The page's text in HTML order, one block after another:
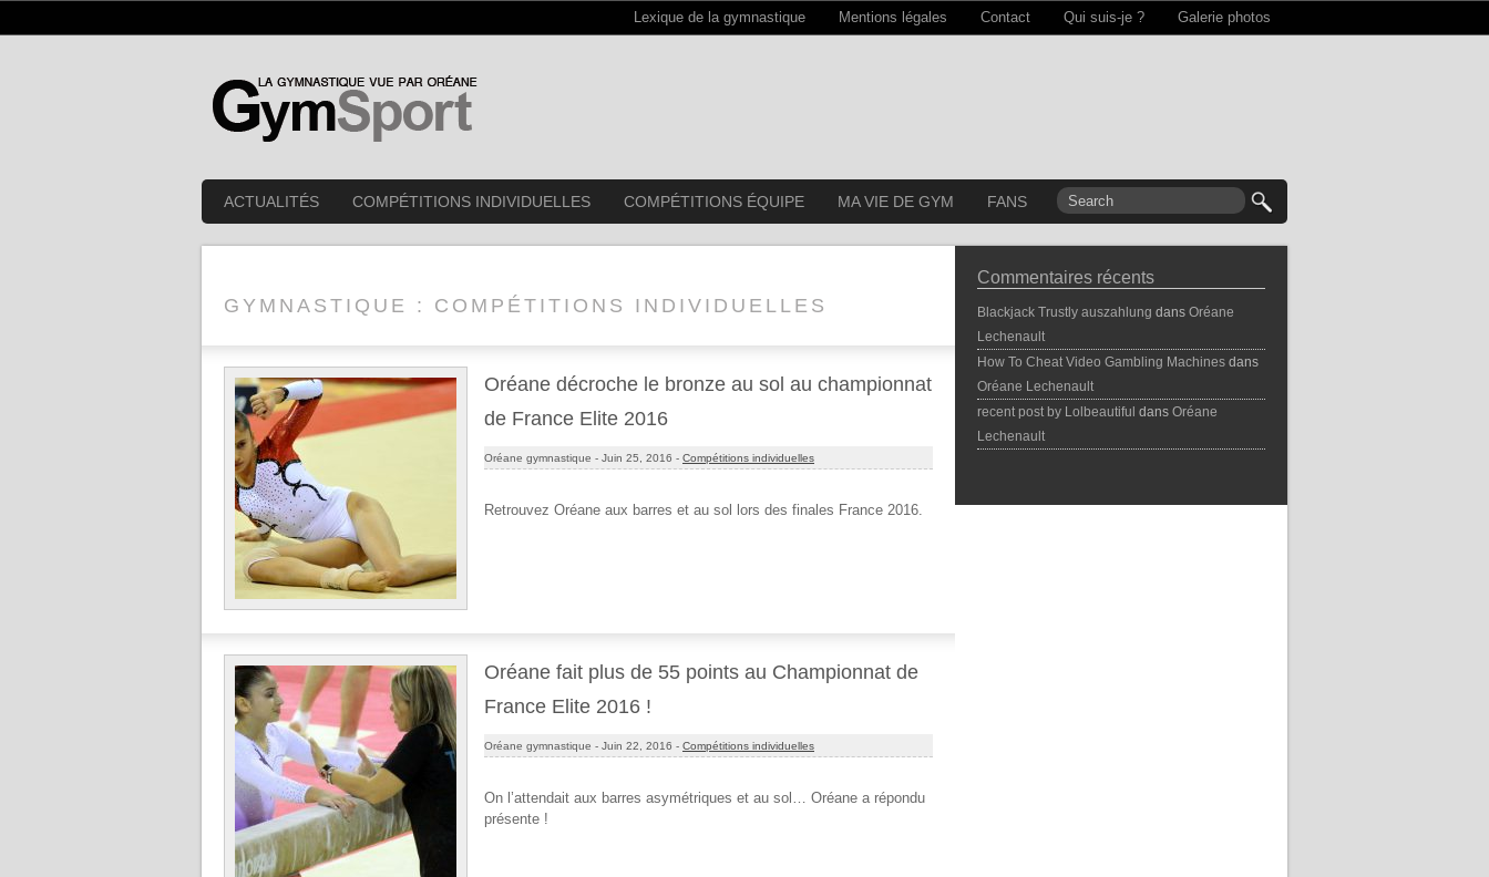
Lexique de la gymnastique Mentions légales Contact Qui suis-je ? Galerie photos
ACTUALITÉS COMPÉTITIONS INDIVIDUELLES COMPÉTITIONS ÉQUIPE MA VIE DE GYM FANS
GYMNASTIQUE : COMPÉTITIONS INDIVIDUELLES
Oréane décroche le bronze au sol au championnat
de France Elite 2016
Oréane gymnastique - Juin 25, 2016 - Compétitions individuelles
Retrouvez Oréane aux barres et au sol lors des finales France 2016.
Oréane fait plus de 55 points au Championnat de
France Elite 2016 !
Oréane gymnastique - Juin 22, 2016 - Compétitions individuelles
On l’attendait aux barres asymétriques et au sol… Oréane a répondu
présente !
Commentaires récents
Blackjack Trustly auszahlung dans Oréane
Lechenault
How To Cheat Video Gambling Machines dans
Oréane Lechenault
recent post by Lolbeautiful dans Oréane
Lechenault